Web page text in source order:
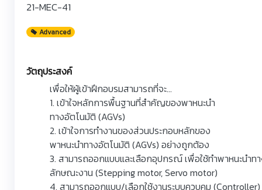
21-MEC-41
Advanced
วัตถุประสงค์
เพื่อให้ผู้เข้าฝึกอบรมสามารถที่จะ...
1. เข้าใจหลักการพื้นฐานที่สำคัญของพาหนะนำ
ทางอัตโนมัติ (AGVs)
2. เข้าใจการทำงานของส่วนประกอบหลักของ
พาหนะนำทางอัตโนมัติ (AGVs) อย่างถูกต้อง
3. สามารถออกแบบและเลือกอุปกรณ์ เพื่อใช้ทำพาหนะนำท
ลักษณะงาน (Stepping motor, Servo motor)
4. สามารถออกแบบ/เลือกใช้งานระบบควบคุม